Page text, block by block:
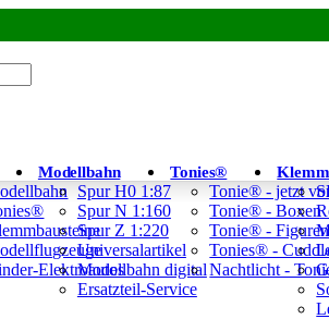
Elektroautos
Modellbahn
Spur H0 1:87
Spur N 1:160
Spur Z 1:220
Universalartikel
Modellbahn digital
Ersatzteil-Service
Tonies®
Tonie® - jetzt
Tonie® - Boxen
Tonie® - Figuren
Tonies® -
Nachtlicht -